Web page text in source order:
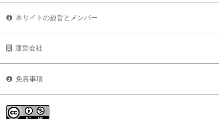
本サイトの趣旨とメンバー
運営会社
免責事項